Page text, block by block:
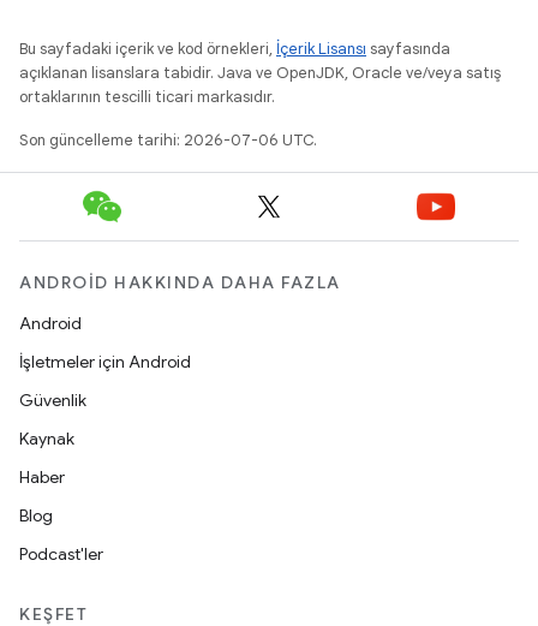
Bu sayfadaki içerik ve kod örnekleri, İçerik Lisansı sayfasında
açıklanan lisanslara tabidir. Java ve OpenJDK, Oracle ve/veya satış
ortaklarının tescilli ticari markasıdır.
Son güncelleme tarihi: 2026-07-06 UTC.
ANDROID HAKKINDA DAHA FAZLA
Android
İşletmeler için Android
Güvenlik
Kaynak
Haber
Blog
Podcast'ler
KEŞFET